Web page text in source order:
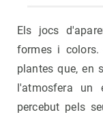
Els jocs
formes i
plantes que, en
l'atmosfera un
percebut pels